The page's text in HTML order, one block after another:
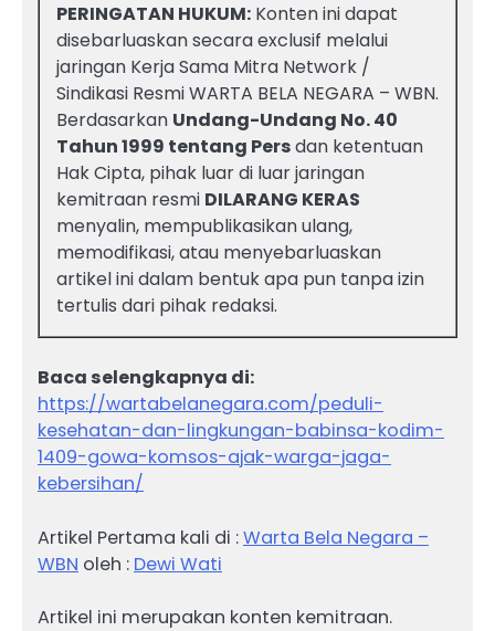
PERINGATAN HUKUM: Konten ini dapat
disebarluaskan secara exclusif melalui
jaringan Kerja Sama Mitra Network /
Sindikasi Resmi WARTA BELA NEGARA – WBN.
Berdasarkan Undang-Undang No. 40
Tahun 1999 tentang Persdan ketentuan
Hak Cipta, pihak luar di luar jaringan
kemitraan resmi DILARANG KERAS
menyalin, mempublikasikan ulang,
memodifikasi, atau menyebarluaskan
artikel ini dalam bentuk apa pun tanpa izin
tertulis dari pihak redaksi.
Baca selengkapnya di:
https://wartabelanegara.com/peduli-
kesehatan-dan-lingkungan-babinsa-kodim-
1409-gowa-komsos-ajak-warga-jaga-
kebersihan/
Artikel Pertama kali di :Warta Bela Negara –
WBN oleh : Dewi Wati
Artikel ini merupakan konten kemitraan.